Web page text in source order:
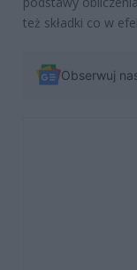
też składki co w
Obserwuj